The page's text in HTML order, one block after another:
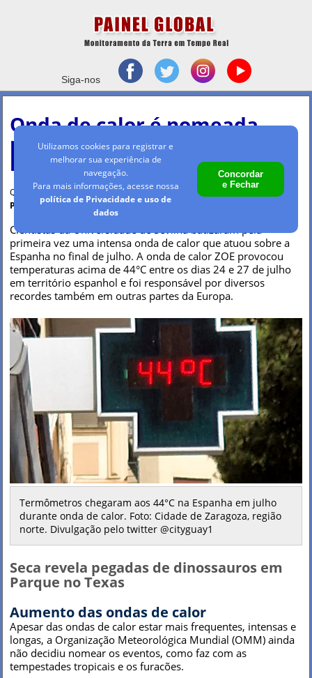
Siga-nos
Onda de calor é nomeada
pela primeira vez na
história na Espanha
Quinta-feira, 25 ago 2022 - 15h05
Por Maria Clara Machado
Cientistas da Universidade de Sevilha batizaram pela
primeira vez uma intensa onda de calor que atuou sobre a
Espanha no final de julho. A onda de calor ZOE provocou
temperaturas acima de 44°C entre os dias 24 e 27 de julho
em território espanhol e foi responsável por diversos
recordes também em outras partes da Europa.
Termômetros chegaram aos 44°C na Espanha em julho
durante onda de calor. Foto: Cidade de Zaragoza, região
norte. Divulgação pelo twitter @cityguay1
Seca revela pegadas de dinossauros em
Parque no Texas
Aumento das ondas de calor
Apesar das ondas de calor estar mais frequentes, intensas e
longas, a Organização Meteorológica Mundial (OMM) ainda
não decidiu nomear os eventos, como faz com as
tempestades tropicais e os furacões.
Utilizamos cookies para registrar e
melhorar sua experiência de
navegação.
Para mais informações, acesse nossa
política de Privacidade e uso de
dados
Concordar
e Fechar